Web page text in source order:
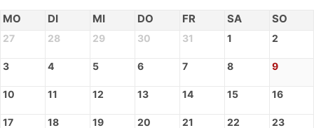
MO DI MI DO FR SA SO
27 28 29 30 31 1 2
3 4 5 6 7 8 9
10 11 12 13 14 15 16
17 18 19 20 21 22 23